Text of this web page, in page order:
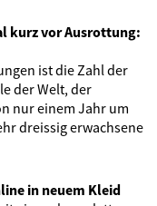
kurz vor Ausrottung:
ist die Zahl der
der Welt, der
nur einem Jahr um
dreissig erwachsene
in neuem Kleid